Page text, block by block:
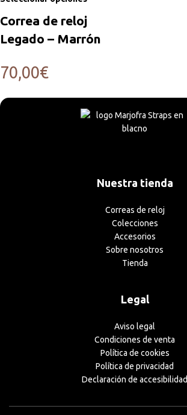
Correa de reloj
Legado – Marrón
70,00€
Nuestra tienda
Correas de reloj
Colecciones
Accesorios
Sobre nosotros
Tienda
Legal
Aviso legal
Condiciones de venta
Política de cookies
Política de privacidad
Declaración de accesibilidad